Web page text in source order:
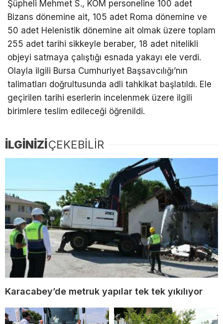
Şüpheli Mehmet S., KOM personeline 100 adet
Bizans dönemine ait, 105 adet Roma dönemine ve
50 adet Helenistik dönemine ait olmak üzere toplam
255 adet tarihi sikkeyle beraber, 18 adet nitelikli
objeyi satmaya çalıştığı esnada yakayı ele verdi.
Olayla ilgili Bursa Cumhuriyet Başsavcılığı’nın
talimatları doğrultusunda adli tahkikat başlatıldı. Ele
geçirilen tarihi eserlerin incelenmek üzere ilgili
birimlere teslim edileceği öğrenildi.
İLGİNİZİÇEKEBİLİR
Karacabey’de metruk yapılar tek tek yıkılıyor